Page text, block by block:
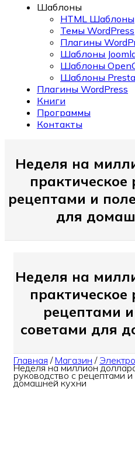
Шаблоны
HTML Шаблоны
Темы WordPress
Плагины
Шаблоны
Шаблоны
Шаблоны
Плагины WordPress
Книги
Программы
Контакты
Неделя на
практическое
рецептами и
для
Неделя на
практическое
рецептами
советами для
Главная / Магазин /
Неделя на миллион
руководство с рецептами
домашней кухни